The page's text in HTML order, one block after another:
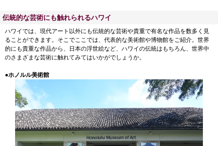
伝統的な芸術にも触れられるハワイ
ハワイでは、現代アート以外にも伝統的な芸術や貴重で有名な作品を数多く見
ることができます。そこでここでは、代表的な美術館や博物館をご紹介。世界
的にも貴重な作品から、日本の浮世絵など、ハワイの伝統はもちろん、世界中
のさまざまな芸術に触れてみてはいかがでしょうか。
●ホノルル美術館